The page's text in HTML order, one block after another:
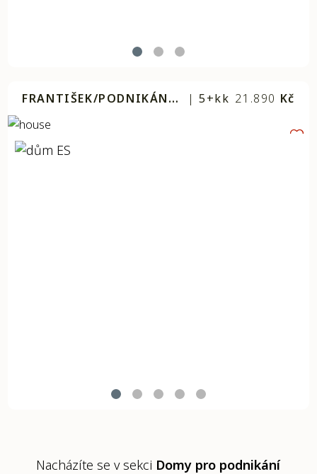
FRANTIŠEK/PODNIKÁNÍ 1 | 5+kk 21.890 Kč
Nacházíte se v sekci Domy pro podnikání